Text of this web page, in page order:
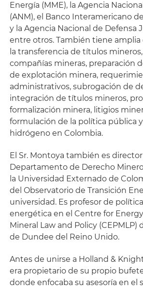
Energía (MME), la Agencia
(ANM), el Banco Interamericano
y la Agencia Nacional de Defensa
entre otros. También tiene amplia
la transferencia de títulos
compañías mineras, preparación
de explotación minera,
administrativos, subrogación de
integración de títulos mineros,
formalización minera, litigios
formulación de la política pública
hidrógeno en Colombia.
El Sr. Montoya también es director
Departamento de Derecho
la Universidad Externado de
del Observatorio de Transición
universidad. Es profesor de
energética en el Centre for
Mineral Law and Policy (CEPMLP)
de Dundee del Reino Unido.
Antes de unirse a Holland &
era propietario de su propio
donde enfocaba su asesoría en el